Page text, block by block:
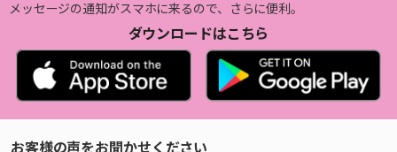
メッセージの通知がスマホに来るので、さらに便利。
ダウンロードはこちら
お客様の声をお聞かせください